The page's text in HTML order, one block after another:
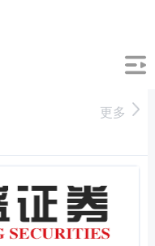
更多